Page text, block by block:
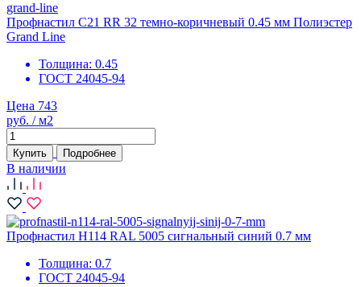
Профнастил С21 RR 32 темно-коричневый 0.45 мм Полиэстер
Grand Line
Толщина: 0.45
ГОСТ 24045-94
Цена 743
руб. / м2
Купить Подробнее
В наличии
Профнастил Н114 RAL 5005 сигнальный синий 0.7 мм
Толщина: 0.7
ГОСТ 24045-94